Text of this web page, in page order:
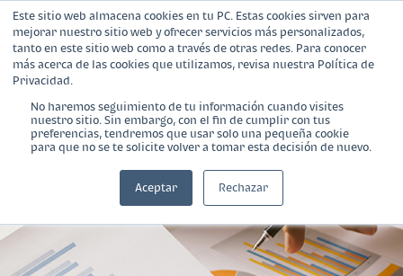
Este sitio web almacena cookies en tu PC. Estas cookies sirven para
mejorar nuestro sitio web y ofrecer servicios más personalizados,
tanto en este sitio web como a través de otras redes. Para conocer
más acerca de las cookies que utilizamos, revisa nuestra Política de
Privacidad.
No haremos seguimiento de tu información cuando visites
nuestro sitio. Sin embargo, con el fin de cumplir con tus
preferencias, tendremos que usar solo una pequeña cookie
para que no se te solicite volver a tomar esta decisión de nuevo.
Aceptar Rechazar
¿Qué es Banca Empresarial?
Calculadora